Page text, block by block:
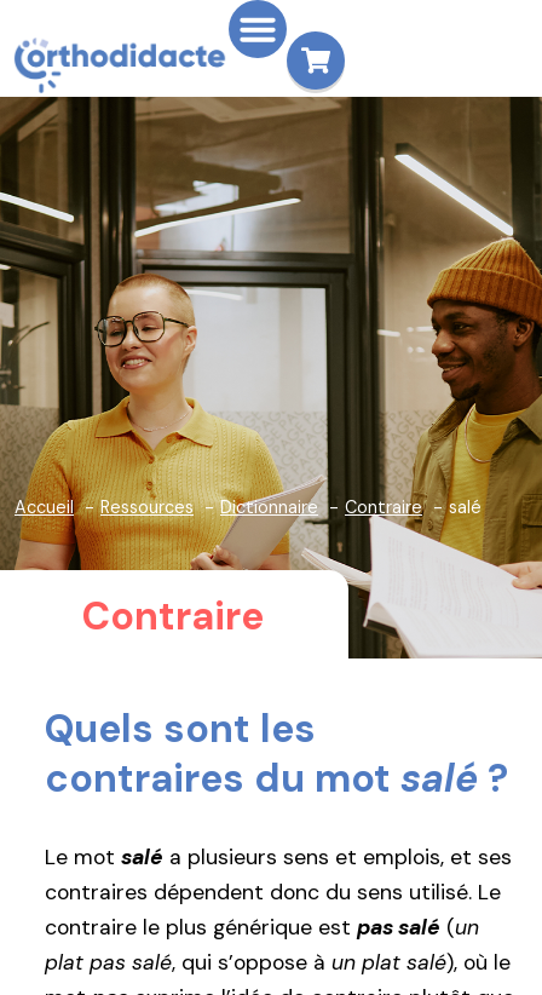
Accueil Ressources Dictionnaire Contraire salé
Contraire
Quels sont les
contraires du mot salé ?
Le mot salé a plusieurs sens et emplois, et ses
contraires dépendent donc du sens utilisé. Le
contraire le plus générique est pas salé (un
plat pas salé, qui s’oppose à un plat salé), où le